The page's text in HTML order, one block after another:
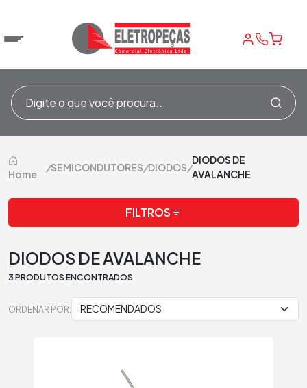
Home
/SEMICONDUTORES/DIODOS/
DIODOS DE
AVALANCHE
FILTROS
DIODOS DE AVALANCHE
3 PRODUTOS ENCONTRADOS
ORDENAR POR: